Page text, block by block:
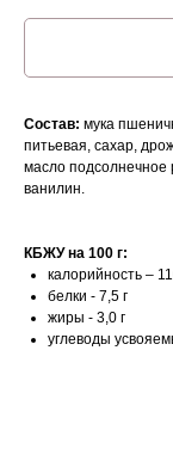
Состав: мука
питьевая, сахар,
масло
ванилин.
КБЖУ на 100 г:
калорийность –
белки - 7,5 г
жиры - 3,0 г
углеводы